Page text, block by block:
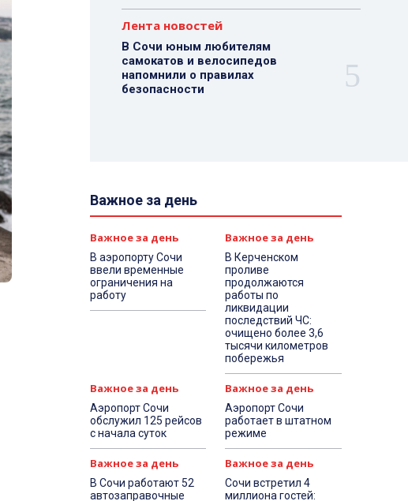
Лента новостей
В Сочи юным любителям
самокатов и велосипедов
напомнили о правилах
безопасности
Важное за день
Важное за день
В аэропорту Сочи
ввели временные
ограничения на
работу
Важное за день
В Керченском
проливе
продолжаются
работы по
ликвидации
последствий ЧС:
очищено более 3,6
тысячи километров
побережья
Важное за день
Аэропорт Сочи
обслужил 125 рейсов
с начала суток
Важное за день
Аэропорт Сочи
работает в штатном
режиме
Важное за день
В Сочи работают 52
автозаправочные
Важное за день
Сочи встретил 4
миллиона гостей: